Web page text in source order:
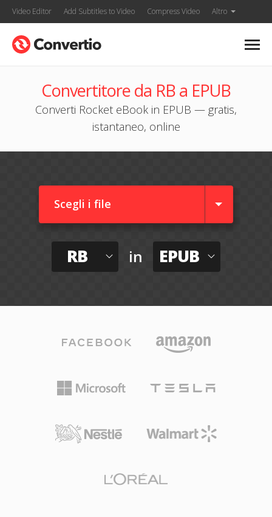
Video Editor Add Subtitles to Video Compress Video Altro
Convertitore da RB a EPUB
Converti Rocket eBook in EPUB — gratis,
istantaneo, online
Scegli i file
RB in EPUB